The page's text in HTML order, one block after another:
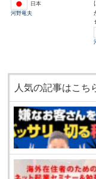
日本
河野竜夫
人気の記事はこち